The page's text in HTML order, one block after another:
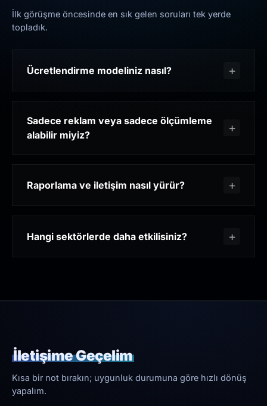
İlk görüşme öncesinde en sık gelen soruları tek yerde
topladık.
Ücretlendirme modeliniz nasıl?
Sadece reklam veya sadece ölçümleme
alabilir miyiz?
Raporlama ve iletişim nasıl yürür?
Hangi sektörlerde daha etkilisiniz?
İletişime Geçelim
Kısa bir not bırakın; uygunluk durumuna göre hızlı dönüş
yapalım.